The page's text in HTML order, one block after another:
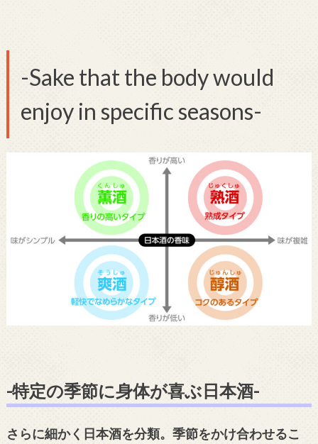
-Sake that the body would
enjoy in specific seasons-
-特定の季節に身体が喜ぶ日本酒-
さらに細かく日本酒を分類。季節をかけ合わせるこ